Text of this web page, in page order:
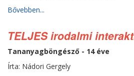
Bővebben...
TELJES irodalmi
Tananyagböngésző - 14 éve
Írta: Nádori Gergely